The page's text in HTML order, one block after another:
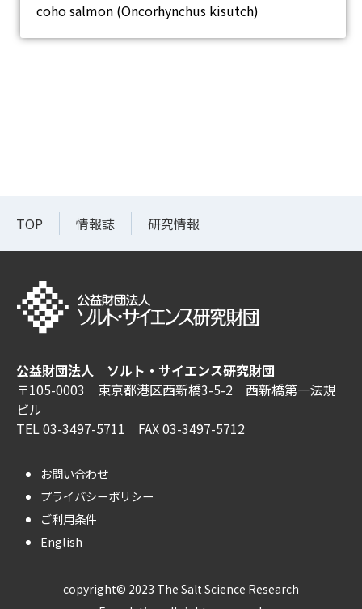
coho salmon (Oncorhynchus kisutch)
TOP 情報誌 研究情報
公益財団法人 ソルト・サイエンス研究財団
〒105-0003 東京都港区西新橋3-5-2 西新橋第一法規
ビル
TEL 03-3497-5711 FAX 03-3497-5712
お問い合わせ
プライバシーポリシー
ご利用条件
English
copyright© 2023 The Salt Science Research